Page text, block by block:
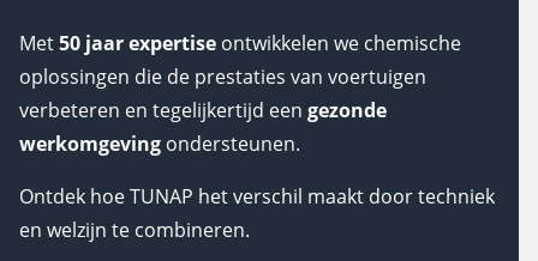
CONTACT
VACATURE
Webshop voor bedrijven
Voor consumenten
Met50 jaar expertise ontwikkelen we chemische
oplossingen die de prestaties van voertuigen
verbeteren en tegelijkertijd een gezonde
werkomgeving ondersteunen.
Ontdek hoe TUNAP het verschil maakt door techniek
en welzijn te combineren.